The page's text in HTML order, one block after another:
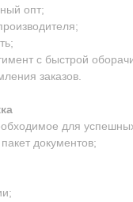
опт;
с быстрой
заказов.
для
документов;